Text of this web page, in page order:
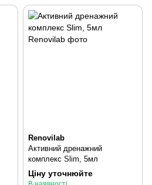
Renovilab
Активний дренажний
комплекс Slim, 5мл
Ціну уточнюйте